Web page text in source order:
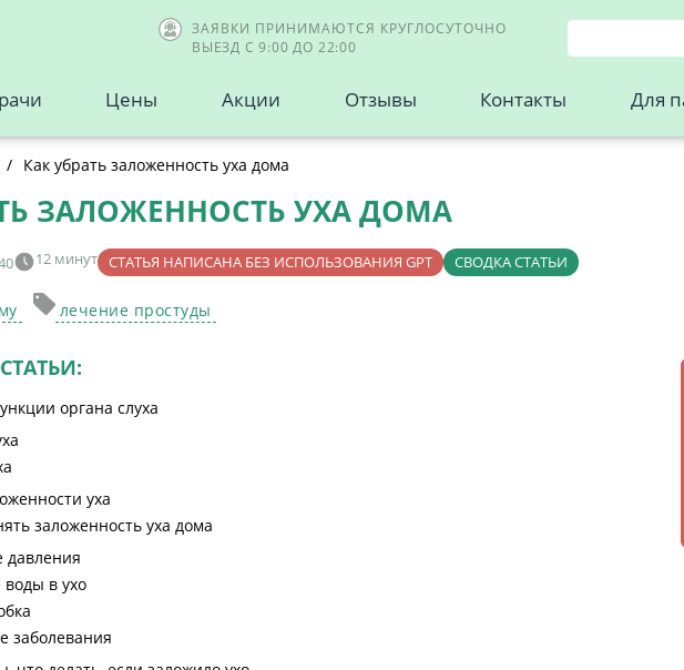
ЗАЯВКИ ПРИНИМАЮТСЯ КРУГЛОСУТОЧНО
ВЫЕЗД С 9:00 ДО 22:00
Цены Акции Отзывы Контакты Для
/ Как убрать заложенность уха дома
ЗАЛОЖЕННОСТЬ УХА ДОМА
12 минут СТАТЬЯ НАПИСАНА БЕЗ ИСПОЛЬЗОВАНИЯ GPT СВОДКА СТАТЬИ
лечение простуды
органа слуха
уха
заложенность уха дома
давления
в ухо
заболевания